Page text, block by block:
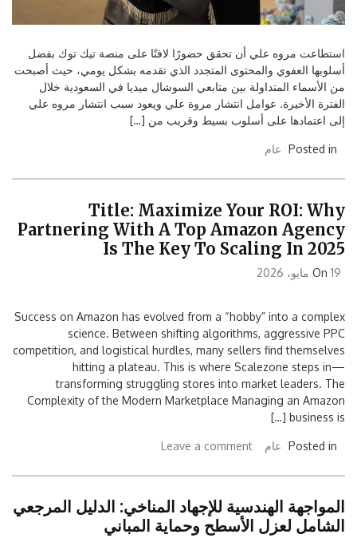
استطاعت مروه علي أن تحقق حضورًا لافتًا على منصة تيك توك بفضل
أسلوبها العفوي والمحتوى المتجدد الذي تقدمه بشكل يومي، حيث أصبحت
من الأسماء المتداولة بين متابعي السوشال ميديا في السعودية خلال
الفترة الأخيرة. عوامل انتشار مروة علي ويعود سبب انتشار مروه علي
إلى اعتمادها على أسلوب بسيط وقريب من […]
Posted in عام
Title: Maximize Your ROI: Why
Partnering With A Top Amazon Agency
Is The Key To Scaling In 2025
On 19 مايو، 2026
Success on Amazon has evolved from a “hobby” into a complex
science. Between shifting algorithms, aggressive PPC
competition, and logistical hurdles, many sellers find themselves
hitting a plateau. This is where Scalezone steps in—
transforming struggling stores into market leaders. The
Complexity of the Modern Marketplace Managing an Amazon
business is […]
Posted in عام Leave a comment
المواجهة الهندسية للإجهاد المناخي: الدليل المرجعي
الشامل لعزل الأسطح وحماية المباني